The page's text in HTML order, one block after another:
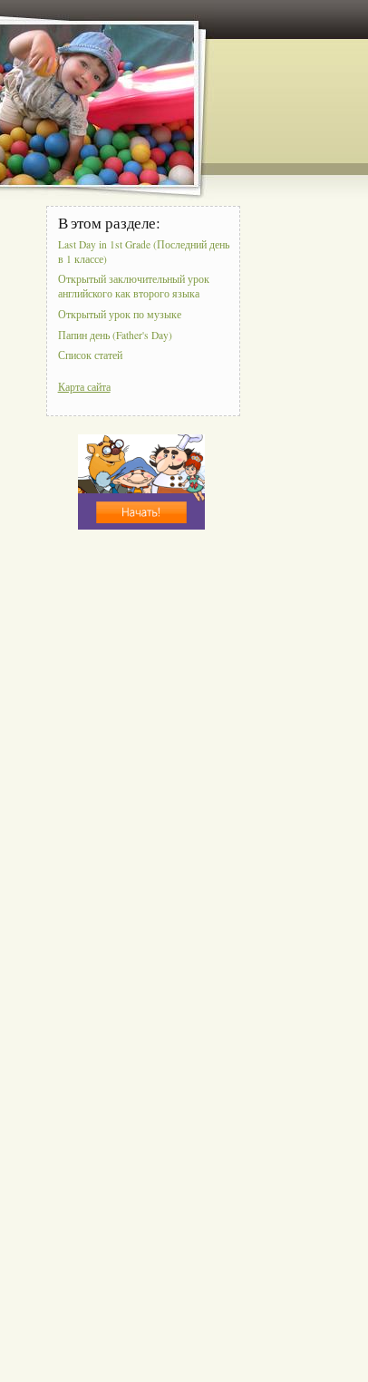
В этом разделе:
Last Day in 1st Grade (Последний день
в 1 классе)
Открытый заключительный урок
английского как второго языка
Открытый урок по музыке
Папин день (Father's Day)
Список статей
Карта сайта